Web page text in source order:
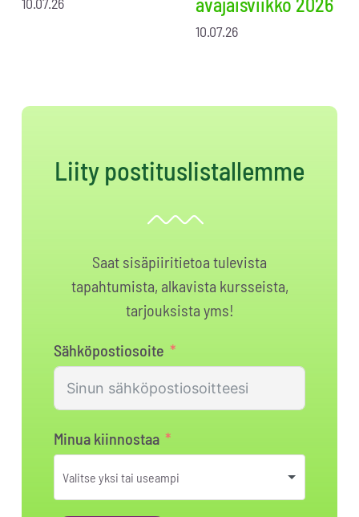
10.07.26
Liity postituslistallemme
Saat sisäpiiritietoa tulevista
tapahtumista, alkavista kursseista,
tarjouksista yms!
Sähköpostiosoite
Minua kiinnostaa